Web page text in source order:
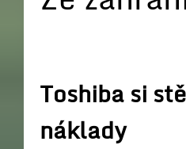
Toshiba si
náklady